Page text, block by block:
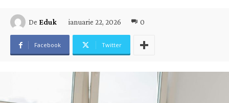
De Eduk ianuarie 22, 2026 0
Facebook Twitter